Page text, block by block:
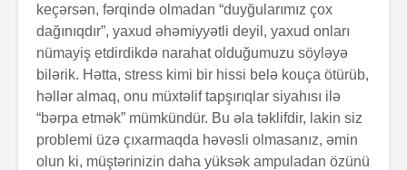
keçərsən, fərqində olmadan “duyğularımız çox
dağınıqdır”, yaxud əhəmiyyətli deyil, yaxud onları
nümayiş etdirdikdə narahat olduğumuzu söyləyə
bilərik. Hətta, stress kimi bir hissi belə kouça ötürüb,
həllər almaq, onu müxtəlif tapşırıqlar siyahısı ilə
“bərpa etmək” mümkündür. Bu əla təklifdir, lakin siz
problemi üzə çıxarmaqda həvəsli olmasanız, əmin
olun ki, müştərinizin daha yüksək ampuladan özünü